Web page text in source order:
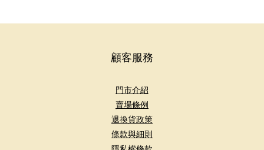
顧客服務
門市介紹
賣場條例
退換貨政策
條款與細則